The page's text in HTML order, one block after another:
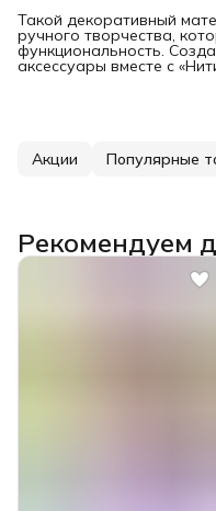
Такой декоративный
ручного творчества,
функциональность.
аксессуары вместе с
Акции Популярные
Рекомендуем